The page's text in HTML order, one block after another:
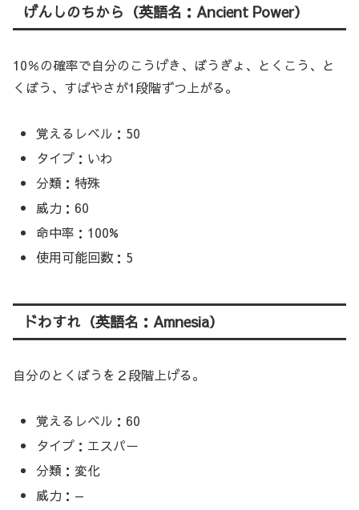
げんしのちから（英語名：Ancient Power）
10％の確率で自分のこうげき、ぼうぎょ、とくこう、と
くぼう、すばやさが1段階ずつ上がる。
覚えるレベル：50
タイプ：いわ
分類：特殊
威力：60
命中率：100%
使用可能回数：5
ドわすれ（英語名：Amnesia）
自分のとくぼうを２段階上げる。
覚えるレベル：60
タイプ：エスパー
分類：変化
威力：—